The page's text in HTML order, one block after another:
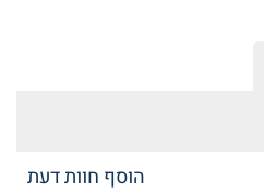
הוסף חוות דעת